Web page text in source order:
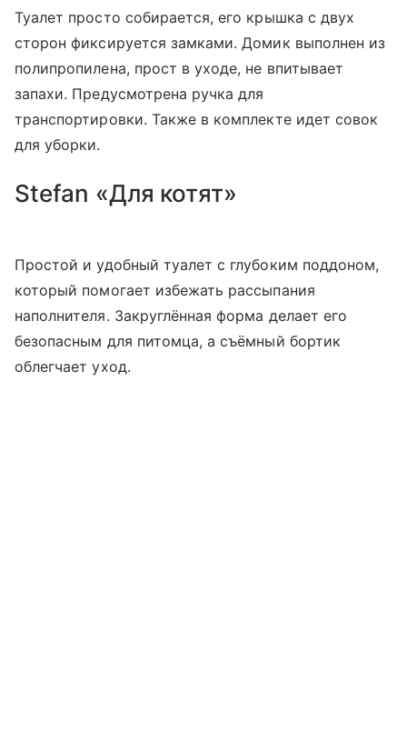
Туалет просто собирается, его крышка с двух
сторон фиксируется замками. Домик выполнен из
полипропилена, прост в уходе, не впитывает
запахи. Предусмотрена ручка для
транспортировки. Также в комплекте идет совок
для уборки.
Stefan «Для котят»
Простой и удобный туалет с глубоким поддоном,
который помогает избежать рассыпания
наполнителя. Закруглённая форма делает его
безопасным для питомца, а съёмный бортик
облегчает уход.